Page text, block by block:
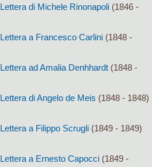
Lettera di Michele Rinonapoli (1846 -
Lettera a Francesco Carlini (1848 -
Lettera ad Amalia Denhhardt (1848 -
Lettera di Angelo de Meis (1848 - 1848)
Lettera a Filippo Scrugli (1849 - 1849)
Lettera a Ernesto Capocci (1849 -